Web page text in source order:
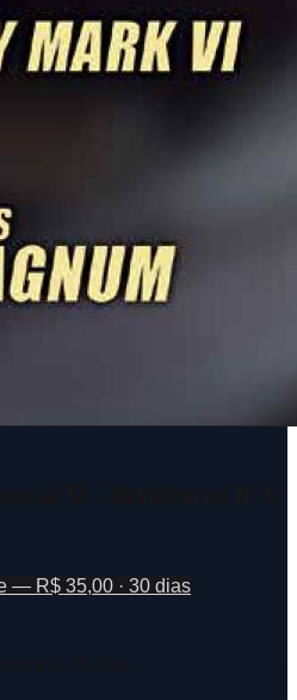
— R$ 35,00 · 30 dias